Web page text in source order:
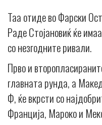
Таа отиде во Фарски
Раде Стојановиќ ќе
со незгодните ривали.
Прво и
главната рунда, а
Ф, ќе вкрсти со
Франција, Мароко и